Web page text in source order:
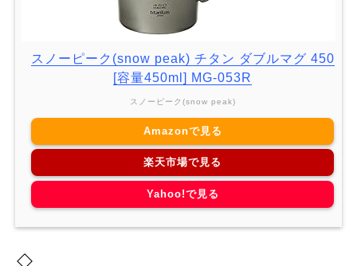
スノーピーク(snow peak) チタン ダブルマグ 450
[容量450ml] MG-053R
スノーピーク(snow peak)
Amazonで見る
楽天市場で見る
Yahoo!で見る